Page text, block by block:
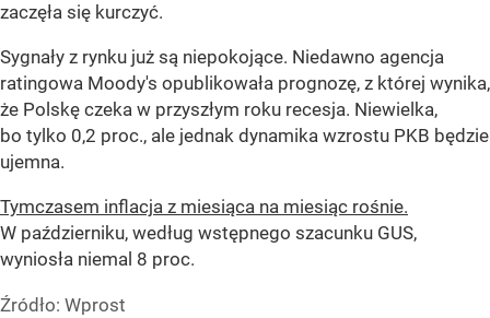
zaczęła się kurczyć.
Sygnały z rynku już są niepokojące. Niedawno agencja
ratingowa Moody's opublikowała prognozę, z której wynika,
że Polskę czeka w przyszłym roku recesja. Niewielka,
bo tylko 0,2 proc., ale jednak dynamika wzrostu PKB będzie
ujemna.
Tymczasem inflacja z miesiąca na miesiąc rośnie.
W październiku, według wstępnego szacunku GUS,
wyniosła niemal 8 proc.
Źródło: Wprost